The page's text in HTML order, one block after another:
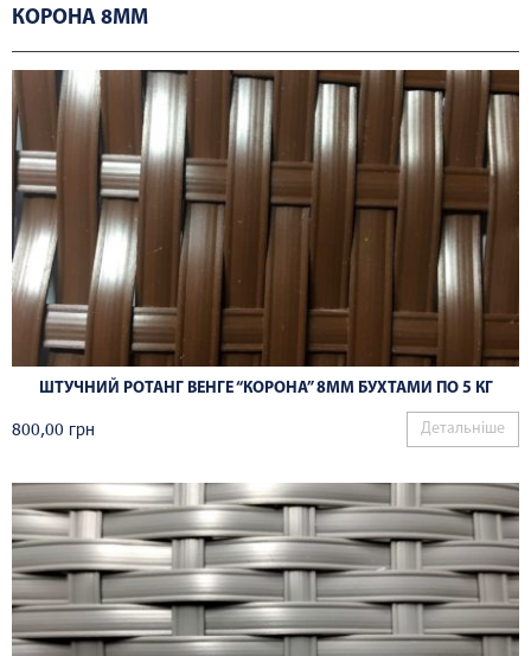
КОРОНА 8ММ
ШТУЧНИЙ РОТАНГ ВЕНГЕ “КОРОНА” 8ММ БУХТАМИ ПО 5 КГ
800,00 грн Детальніше